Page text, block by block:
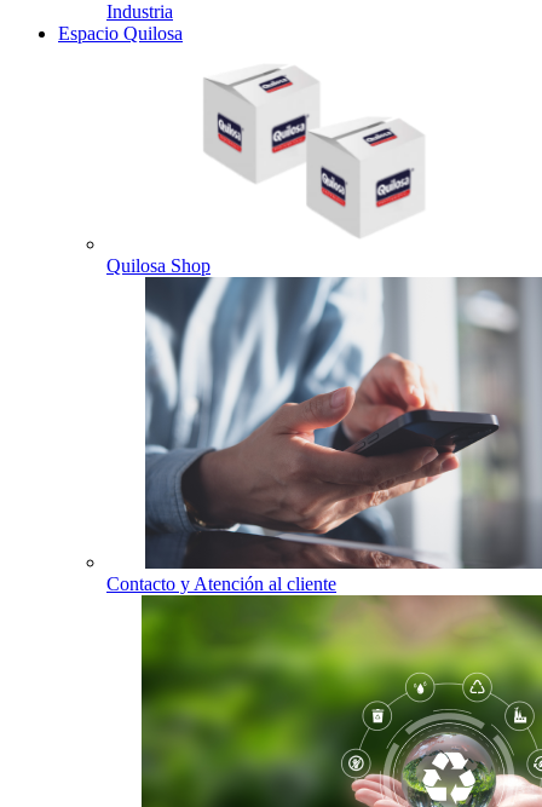
Industria
Espacio Quilosa
Quilosa Shop
Contacto y Atención al cliente